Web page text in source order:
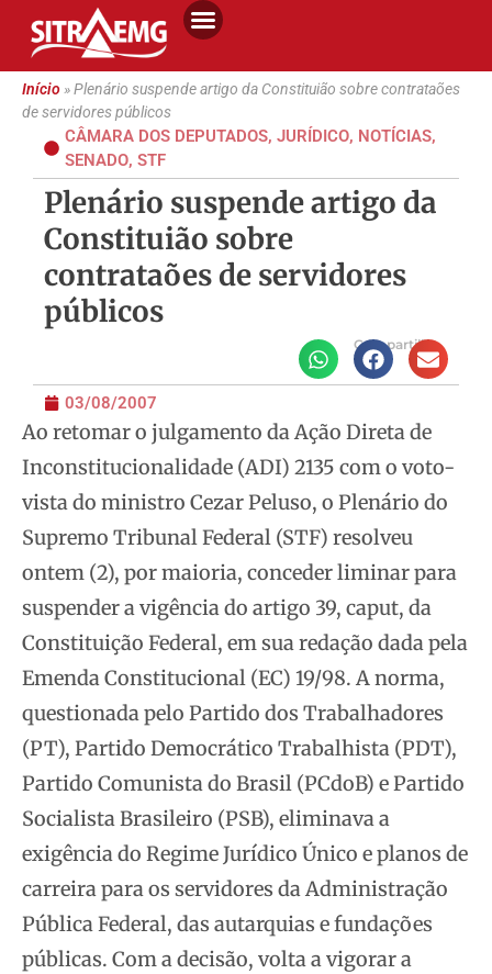
Início»Plenário suspende artigo da Constituião sobre contrataões
de servidores públicos
CÂMARA DOS DEPUTADOS, JURÍDICO, NOTÍCIAS,
SENADO, STF
Plenário suspende artigo da
Constituião sobre
contrataões de servidores
públicos
Compartilhe
03/08/2007
Ao retomar o julgamento da Ação Direta de
Inconstitucionalidade (ADI) 2135 com o voto-
vista do ministro Cezar Peluso, o Plenário do
Supremo Tribunal Federal (STF) resolveu
ontem (2), por maioria, conceder liminar para
suspender a vigência do artigo 39, caput, da
Constituição Federal, em sua redação dada pela
Emenda Constitucional (EC) 19/98. A norma,
questionada pelo Partido dos Trabalhadores
(PT), Partido Democrático Trabalhista (PDT),
Partido Comunista do Brasil (PCdoB) e Partido
Socialista Brasileiro (PSB), eliminava a
exigência do Regime Jurídico Único e planos de
carreira para os servidores da Administração
Pública Federal, das autarquias e fundações
públicas. Com a decisão, volta a vigorar a